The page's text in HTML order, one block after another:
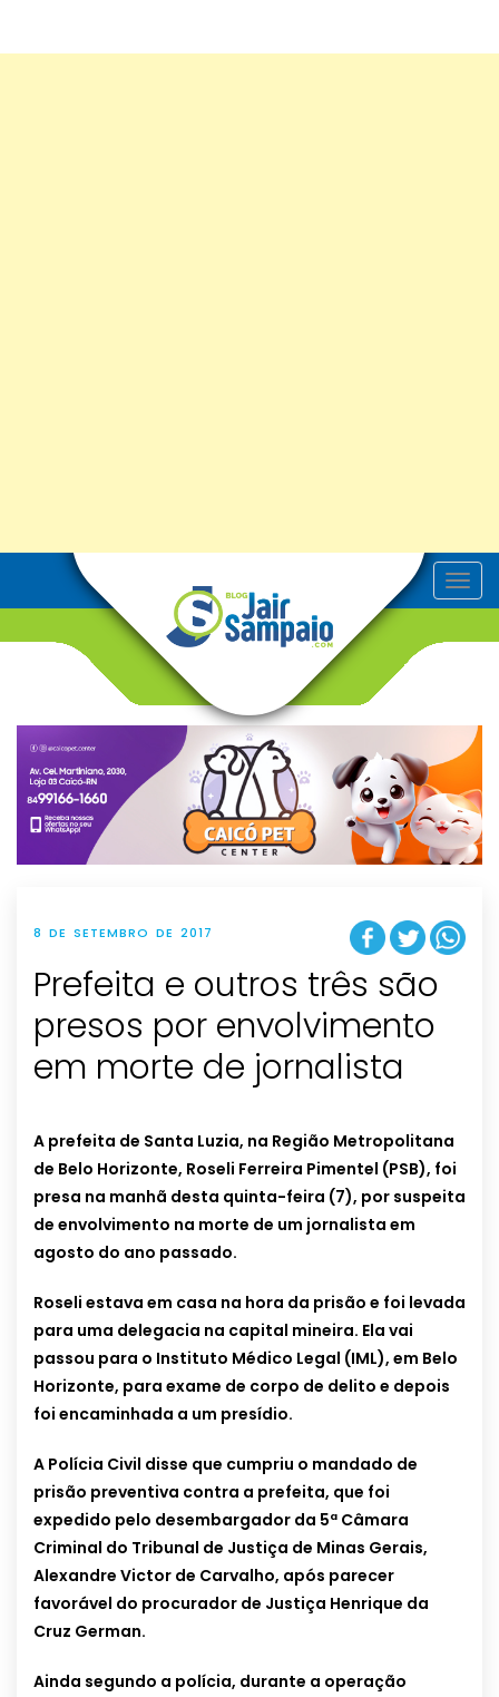
T
o
v
g
t
i
o
n
8 DE SETEMBRO DE 2017
Prefeita e outros três são
presos por envolvimento
em morte de jornalista
A prefeita de Santa Luzia, na Região Metropolitana
de Belo Horizonte, Roseli Ferreira Pimentel (PSB), foi
presa na manhã desta quinta-feira (7), por suspeita
de envolvimento na morte de um jornalista em
agosto do ano passado.
Roseli estava em casa na hora da prisão e foi levada
para uma delegacia na capital mineira. Ela vai
passou para o Instituto Médico Legal (IML), em Belo
Horizonte, para exame de corpo de delito e depois
foi encaminhada a um presídio.
A Polícia Civil disse que cumpriu o mandado de
prisão preventiva contra a prefeita, que foi
expedido pelo desembargador da 5ª Câmara
Criminal do Tribunal de Justiça de Minas Gerais,
Alexandre Victor de Carvalho, após parecer
favorável do procurador de Justiça Henrique da
Cruz German.
Ainda segundo a polícia, durante a operação